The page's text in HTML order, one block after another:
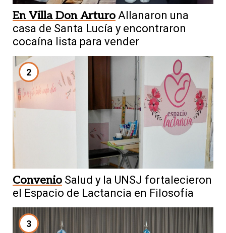
En Villa Don Arturo Allanaron una
casa de Santa Lucía y encontraron
cocaína lista para vender
2
Convenio Salud y la UNSJ fortalecieron
el Espacio de Lactancia en Filosofía
3